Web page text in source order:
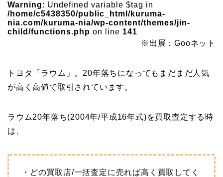
Warning: Undefined variable $tag in
/home/c5438350/public_html/kuruma-
nia.com/kuruma-nia/wp-content/themes/jin-
child/functions.php on line 141
※出展：Gooネット
トヨタ「ラウム」。20年落ちになってもまだまだ人気
が高く高値で取引されています。
ラウム20年落ち(2004年/平成16年式)を買取査定する時
は、
・どの買取店/一括査定に売れば高く買取してく